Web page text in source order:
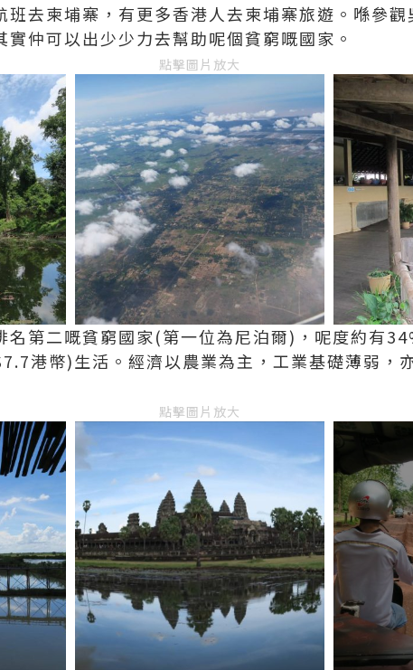
班去柬埔寨，有更多香港人去柬埔寨旅遊。喺參
仲可以出少少力去幫助呢個貧窮嘅國家。
點擊圖片放大
名第二嘅貧窮國家(第一位為尼泊爾)，呢度約有
港幣)生活。經濟以農業為主，工業基礎薄弱，
點擊圖片放大